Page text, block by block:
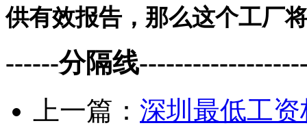
供有效报告，那么这个工厂
------分隔线
上一篇： 深圳最低工资